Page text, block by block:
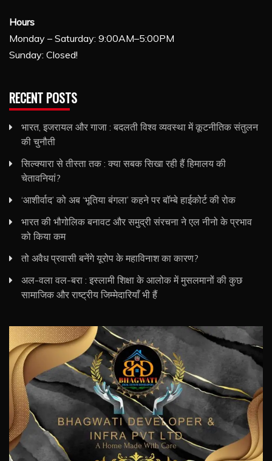
Hours
Monday – Saturday: 9:00AM–5:00PM
Sunday: Closed!
RECENT POSTS
भारत, इजरायल और गाजा : बदलती विश्व व्यवस्था में कूटनीतिक संतुलन
की चुनौती
सिल्क्यारा से तीस्ता तक : क्या सबक सिखा रही हैं हिमालय की
चेतावनियां?
‘आशीर्वाद’ को अब ‘भूतिया बंगला’ कहने पर बॉम्बे हाईकोर्ट की रोक
भारत की भौगोलिक बनावट और समुद्री संरचना ने एल नीनो के प्रभाव
को किया कम
तो अवैध प्रवासी बनेंगे यूरोप के महाविनाश का कारण?
अल-वला वल-बरा : इस्लामी शिक्षा के आलोक में मुसलमानों की कुछ
सामाजिक और राष्ट्रीय जिम्मेदारियाँ भी हैं